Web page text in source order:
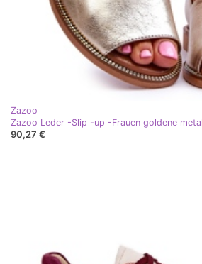
Zazoo
Zazoo Leder -Slip -up -Frauen goldene
90,27 €